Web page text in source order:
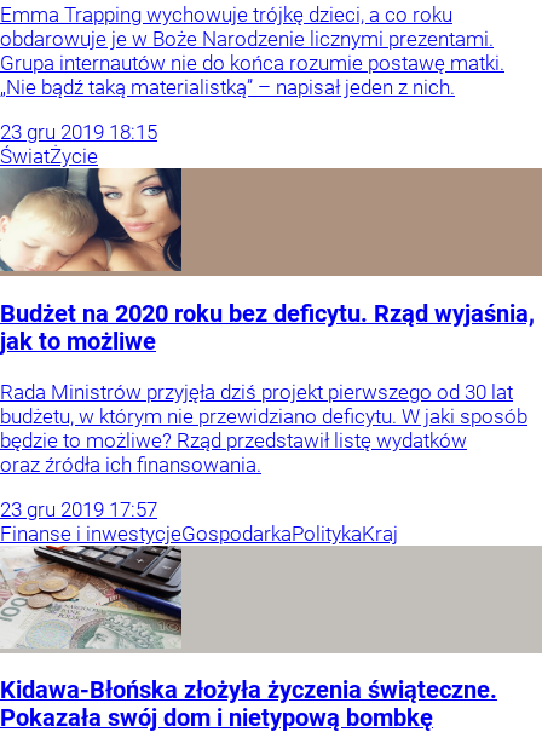
Emma Trapping wychowuje trójkę dzieci, a co roku
obdarowuje je w Boże Narodzenie licznymi prezentami.
Grupa internautów nie do końca rozumie postawę matki.
„Nie bądź taką materialistką” – napisał jeden z nich.
23 gru 2019 18:15
ŚwiatŻycie
Budżet na 2020 roku bez deficytu. Rząd wyjaśnia,
jak to możliwe
Rada Ministrów przyjęła dziś projekt pierwszego od 30 lat
budżetu, w którym nie przewidziano deficytu. W jaki sposób
będzie to możliwe? Rząd przedstawił listę wydatków
oraz źródła ich finansowania.
23 gru 2019 17:57
Finanse i inwestycjeGospodarkaPolitykaKraj
Kidawa-Błońska złożyła życzenia świąteczne.
Pokazała swój dom i nietypową bombkę